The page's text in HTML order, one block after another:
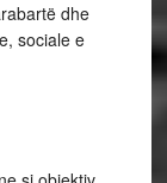
dhe
sociale e